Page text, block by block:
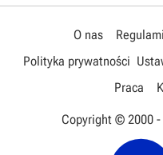
O nas
Polityka prywatności
Praca
Copyright © 2000 -